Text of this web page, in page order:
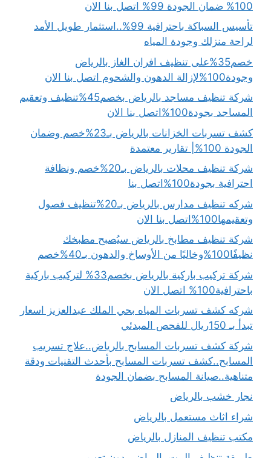
100% ضمان الجودة 99% اتصل بنا الان
تأسيس السباكة باحترافية 99%..استثمار طويل الأمد
لراحة منزلك وجودة المياه
خصم35%على تنظيف افران الغاز بالرياض
وجودة100%لإزالة الدهون والشحوم اتصل بنا الان
شركة تنظيف مساجد بالرياض بخصم45%تنظيف وتعقيم
المساجد بجودة100%اتصل بنا الان
كشف تسربات الخزانات بالرياض بـ23%خصم وضمان
الجودة 100%| تقارير معتمدة
شركة تنظيف محلات بالرياض بـ20%خصم ونظافة
احترافية بجودة100%اتصل بنا
شركه تنظيف مدارس بالرياض بـ20%تنظيف فصول
وتعقيمها100%اتصل بنا الان
شركة تنظيف مطابخ بالرياض سيُصبح مطبخك
نظيفًا100%وخاليًا من الأوساخ والدهون بـ40%خصم
شركة تركيب باركية بالرياض بخصم33% لتركيب باركية
باحترافية100% اتصل الان
شركه كشف تسربات المياه بحي الملك عبدالعزيز اسعار
تبدأ بـ 150ريال للفحص المبدئي
شركة كشف تسربات المسابح بالرياض..علاج تسريب
المسابح..كشف تسربات المسابح بأحدث التقنيات ودقة
متناهية..صيانة المسابح بضمان الجودة
نجار خشب بالرياض
شراء اثاث مستعمل بالرياض
مكتب تنظيف المنازل بالرياض